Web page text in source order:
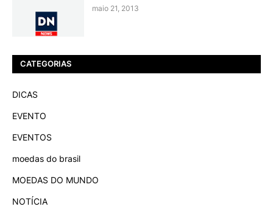
maio 21, 2013
CATEGORIAS
DICAS
EVENTO
EVENTOS
moedas do brasil
MOEDAS DO MUNDO
NOTÍCIA